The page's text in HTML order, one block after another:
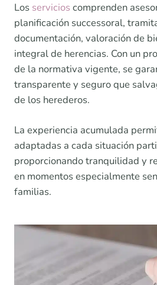
Los servicios comprenden
planificación successoral,
documentación, valoración de
integral de herencias. Con un
de la normativa vigente, se
transparente y seguro que
de los herederos.
La experiencia acumulada
adaptadas a cada situación
proporcionando tranquilidad y
en momentos especialmente
familias.